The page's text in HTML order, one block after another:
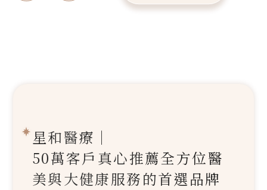
星和醫療｜
50萬客戶真心推薦全方位醫
美與大健康服務的首選品牌